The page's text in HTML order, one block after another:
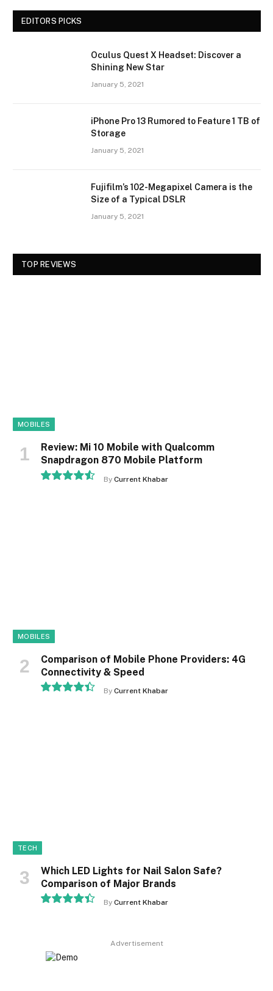
EDITORS PICKS
Oculus Quest X Headset: Discover a
Shining New Star
January 5, 2021
iPhone Pro 13 Rumored to Feature 1 TB of
Storage
January 5, 2021
Fujifilm’s 102-Megapixel Camera is the
Size of a Typical DSLR
January 5, 2021
TOP REVIEWS
MOBILES
Review: Mi 10 Mobile with Qualcomm
Snapdragon 870 Mobile Platform
By Current Khabar
MOBILES
Comparison of Mobile Phone Providers: 4G
Connectivity & Speed
By Current Khabar
TECH
Which LED Lights for Nail Salon Safe?
Comparison of Major Brands
By Current Khabar
Advertisement